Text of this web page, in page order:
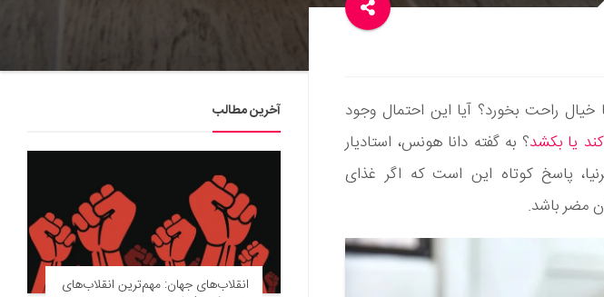
خیال راحت بخورد؟ آیا این احتمال وجود
یا بکشد؟ به گفته دانا هونس، استادیار
پاسخ کوتاه این است که اگر غذای
مضر باشد.
آخرین مطالب
انقلاب‌های جهان: مهم‌ترین انقلاب‌های